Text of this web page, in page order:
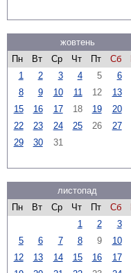
жовтень
Пн
Вт Ср Чт Пт Сб
1
2 3 4 5 6
8
9 10 11 12 13
15
16 17 18 19 20
22
23 24 25 26 27
29
30 31
листопад
Пн
Вт Ср Чт Пт Сб
1
2 3
5
6 7 8 9 10
12
13 14 15 16 17